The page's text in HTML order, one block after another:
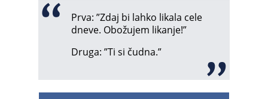
Prva: ”Zdaj bi lahko likala cele
dneve. Obožujem likanje!”
Druga: ”Ti si čudna.”